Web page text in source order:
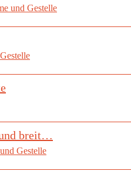
und Gestelle
breit…
Gestelle